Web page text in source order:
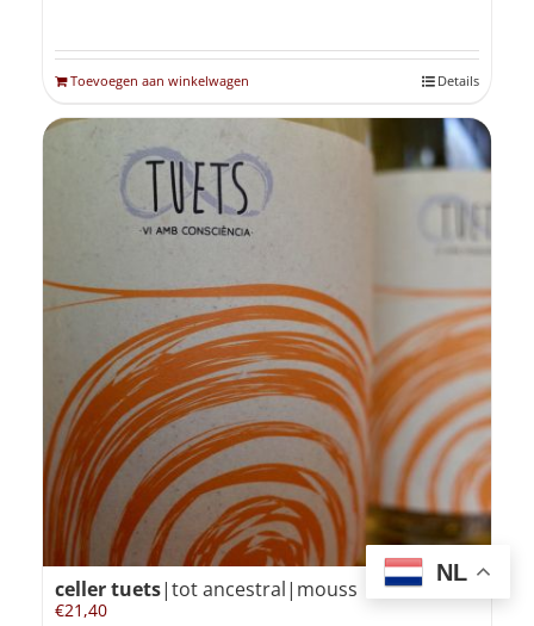
Toevoegen aan winkelwagen Details
celler tuets|tot ancestral|mouss
€21,40
NL